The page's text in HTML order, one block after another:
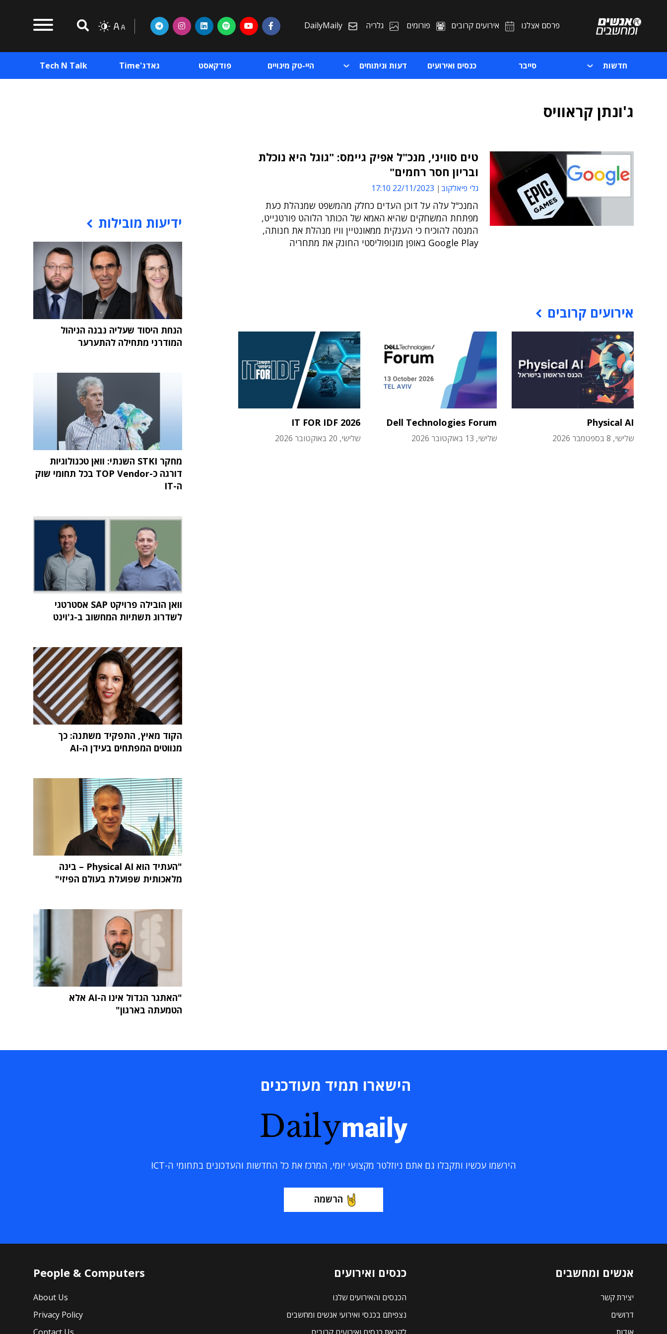
פרסם אצלנו אירועים קרובים פורומים גלריה DailyMaily
חדשות סייבר כנסים ואירועים דעות וניתוחים היי-טק מינויים פודקאסט גאדג'Time Tech N Talk
ג'ונתן קראוויס
טים סוויני, מנכ"ל אפיק גיימס: "גוגל היא נוכלת
ובריון חסר רחמים"
גלי פיאלקוב 22/11/2023 17:10
המנכ"ל עלה על דוכן העדים כחלק מהמשפט שמנהלת כעת
מפתחת המשחקים שהיא האמא של הכותר הלוהט פורטנייט,
המנסה להוכיח כי הענקית ממאונטיין וויו מנהלת את חנותה,
Google Play באופן מונופוליסטי החונק את מתחריה
אירועים קרובים
Physical AI
שלישי, 8 בספטמבר 2026
Dell Technologies Forum
שלישי, 13 באוקטובר 2026
IT FOR IDF 2026
שלישי, 20 באוקטובר 2026
ידיעות מובילות
הנחת היסוד שעליה נבנה הניהול
המודרני מתחילה להתערער
מחקר STKI השנתי: וואן טכנולוגיות
דורגה כ-TOP Vendor בכל תחומי שוק
ה-IT
וואן הובילה פרויקט SAP אסטרטגי
לשדרוג תשתיות המחשוב ב-ג'וינט
הקוד מאיץ, התפקיד משתנה: כך
מנווטים המפתחים בעידן ה-AI
"העתיד הוא Physical AI – בינה
מלאכותית שפועלת בעולם הפיזי"
"האתגר הגדול אינו ה-AI אלא
הטמעתה בארגון"
הישארו תמיד מעודכנים
Dailymaily
הירשמו עכשיו ותקבלו גם אתם ניוזלטר מקצועי יומי, המרכז את כל החדשות והעדכונים בתחומי ה-ICT
הרשמה
אנשים ומחשבים
יצירת קשר
דרושים
כנסים ואירועים
הכנסים והאירועים שלנו
נצפיתם בכנסי ואירועי אנשים ומחשבים
People & Computers
About Us
Privacy Policy